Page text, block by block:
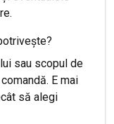
sau scopul de
E mai
să alegi